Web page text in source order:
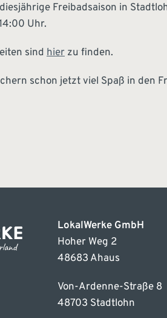
Freibadsaison in
Uhr.
sind hier zu finden.
schon jetzt viel Spaß in den
LokalWerke GmbH
Hoher Weg 2
48683 Ahaus
Von-Ardenne-Straße 8
48703 Stadtlohn